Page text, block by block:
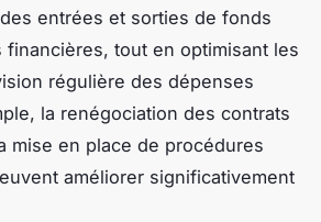
entrées et sorties de fonds
tout en optimisant les
régulière des dépenses
la renégociation des contrats
mise en place de procédures
améliorer significativement